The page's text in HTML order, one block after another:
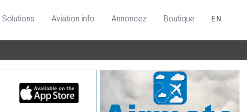
Solutions Aviation info Annoncez Boutique EN